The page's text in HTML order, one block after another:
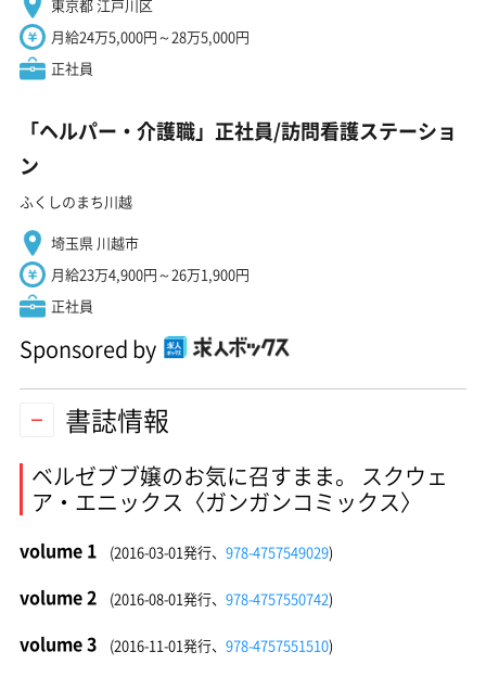
東京都 江戸川区
月給24万5,000円～28万5,000円
正社員
「ヘルパー・介護職」正社員/訪問看護ステーショ
ン
ふくしのまち川越
埼玉県 川越市
月給23万4,900円～26万1,900円
正社員
Sponsored by
書誌情報
ベルゼブブ嬢のお気に召すまま。 スクウェ
ア・エニックス〈ガンガンコミックス〉
volume 1 (2016-03-01発行、 978-4757549029)
volume 2 (2016-08-01発行、 978-4757550742)
volume 3 (2016-11-01発行、 978-4757551510)